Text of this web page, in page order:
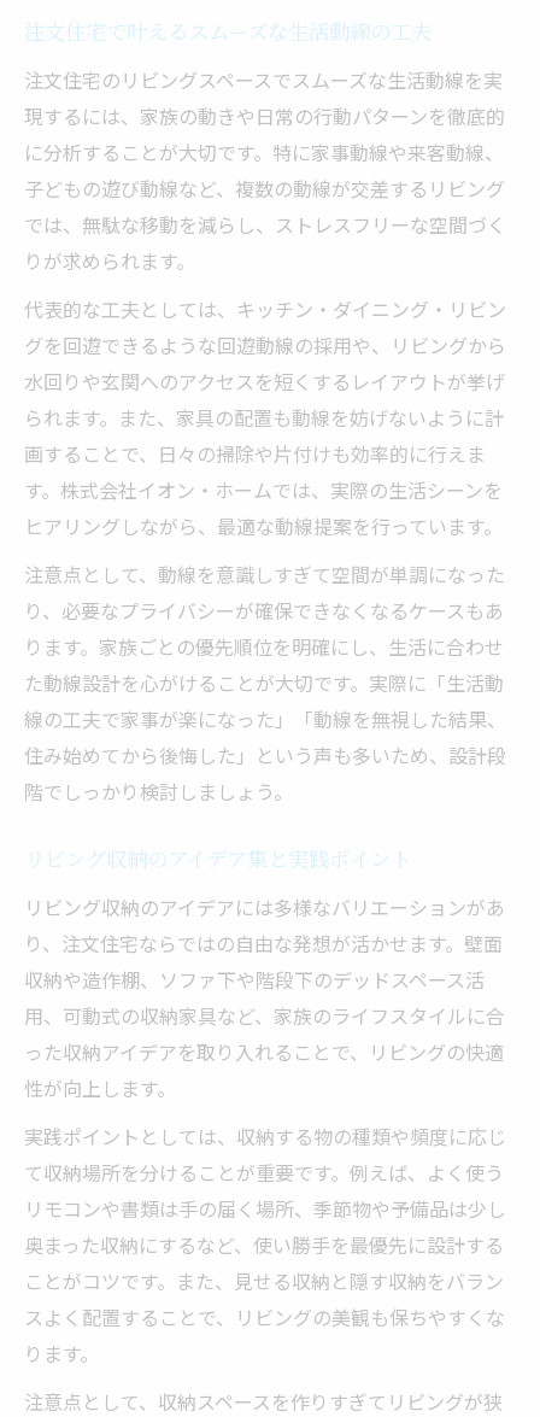
注文住宅で叶えるスムーズな生活動線の工夫
注文住宅のリビングスペースでスムーズな生活動線を実
現するには、家族の動きや日常の行動パターンを徹底的
に分析することが大切です。特に家事動線や来客動線、
子どもの遊び動線など、複数の動線が交差するリビング
では、無駄な移動を減らし、ストレスフリーな空間づく
りが求められます。
代表的な工夫としては、キッチン・ダイニング・リビン
グを回遊できるような回遊動線の採用や、リビングから
水回りや玄関へのアクセスを短くするレイアウトが挙げ
られます。また、家具の配置も動線を妨げないように計
画することで、日々の掃除や片付けも効率的に行えま
す。株式会社イオン・ホームでは、実際の生活シーンを
ヒアリングしながら、最適な動線提案を行っています。
注意点として、動線を意識しすぎて空間が単調になった
り、必要なプライバシーが確保できなくなるケースもあ
ります。家族ごとの優先順位を明確にし、生活に合わせ
た動線設計を心がけることが大切です。実際に「生活動
線の工夫で家事が楽になった」「動線を無視した結果、
住み始めてから後悔した」という声も多いため、設計段
階でしっかり検討しましょう。
リビング収納のアイデア集と実践ポイント
リビング収納のアイデアには多様なバリエーションがあ
り、注文住宅ならではの自由な発想が活かせます。壁面
収納や造作棚、ソファ下や階段下のデッドスペース活
用、可動式の収納家具など、家族のライフスタイルに合
った収納アイデアを取り入れることで、リビングの快適
性が向上します。
実践ポイントとしては、収納する物の種類や頻度に応じ
て収納場所を分けることが重要です。例えば、よく使う
リモコンや書類は手の届く場所、季節物や予備品は少し
奥まった収納にするなど、使い勝手を最優先に設計する
ことがコツです。また、見せる収納と隠す収納をバラン
スよく配置することで、リビングの美観も保ちやすくな
ります。
注意点として、収納スペースを作りすぎてリビングが狭